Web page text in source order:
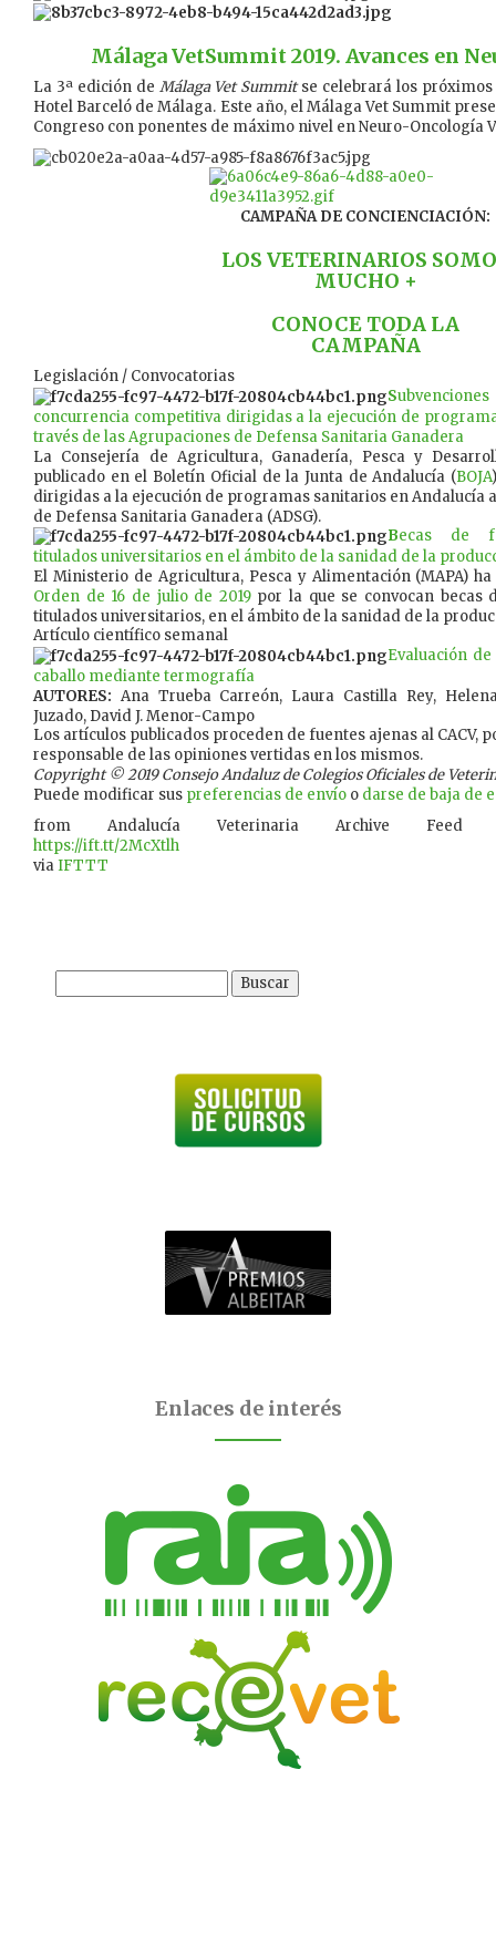
Málaga VetSummit 2019. Avances en
La 3ª edición de Málaga Vet Summitse celebrará los
Hotel Barceló de Málaga. Este año, el Málaga Vet Summit
Congreso con ponentes de máximo nivel en Neuro-Oncología
CAMPAÑA DE CONCIENCIACIÓN:
LOS VETERINARIOS
MUCHO +
CONOCE TODA LA
CAMPAÑA
Legislación / Convocatorias
S
concurrencia competitiva dirigidas a la ejecución de
través de las Agrupaciones de Defensa Sanitaria Ganadera
La Consejería de Agricultura, Ganadería, Pesca y
publicado en el Boletín Oficial de la Junta de Andalucía (BOJA
dirigidas a la ejecución de programas sanitarios en Andalucía
de Defensa Sanitaria Ganadera (ADSG).
Becas de
titulados universitarios en el ámbito de la sanidad de la
El Ministerio de Agricultura, Pesca y Alimentación (MAPA)
Orden de 16 de julio de 2019por la que se convocan becas
titulados universitarios, en el ámbito de la sanidad de la
Artículo científico semanal
Evaluación
caballo mediante termografía
AUTORES: Ana Trueba Carreón, Laura Castilla Rey,
Juzado, David J. Menor-Campo
Los artículos publicados proceden de fuentes ajenas al CACV,
responsable de las opiniones vertidas en los mismos.
Copyright © 2019 Consejo Andaluz de Colegios Oficiales de
Puede modificar sus preferencias de envío o darse de baja de
from Andalucía Veterinaria Archive Feed
https://ift.tt/2McXtlh
viaIFTTT
Buscar:
Enlaces de interés